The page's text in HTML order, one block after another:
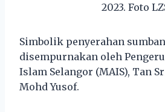
2023. Foto
Simbolik penyerahan
disempurnakan oleh
Islam Selangor (MAIS), Tan
Mohd Yusof.